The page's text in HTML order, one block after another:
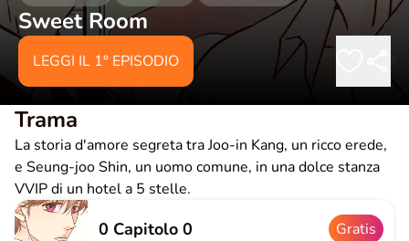
Sweet Room
LEGGI IL 1° EPISODIO
Trama
La storia d'amore segreta tra Joo-in Kang, un ricco erede,
e Seung-joo Shin, un uomo comune, in una dolce stanza
VVIP di un hotel a 5 stelle.
0 Capitolo 0 Gratis